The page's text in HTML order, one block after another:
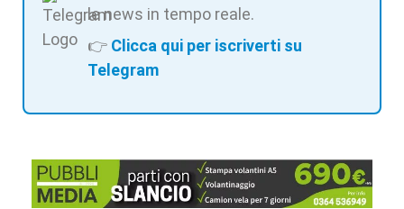
le news in tempo reale.
👉 Clicca qui per iscriverti su
Telegram